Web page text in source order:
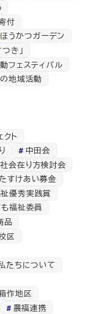
付
ほうかつガーデン
き」
フェスティバル
地域活動
ト
中田会
会在り方検討会
すけあい募金
優秀実践賞
福祉委員
品
区
たちについて
作地区
農福連携